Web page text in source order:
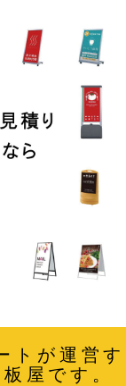
トが運営す
屋です。